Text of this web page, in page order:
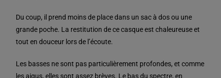
Du coup, il prend moins de place dans un sac à dos ou une
grande poche. La restitution de ce casque est chaleureuse et
tout en douceur lors de l’écoute.
Les basses ne sont pas particulièrement profondes, et comme
les aigus, elles sont assez brèves. Le bas du spectre, en